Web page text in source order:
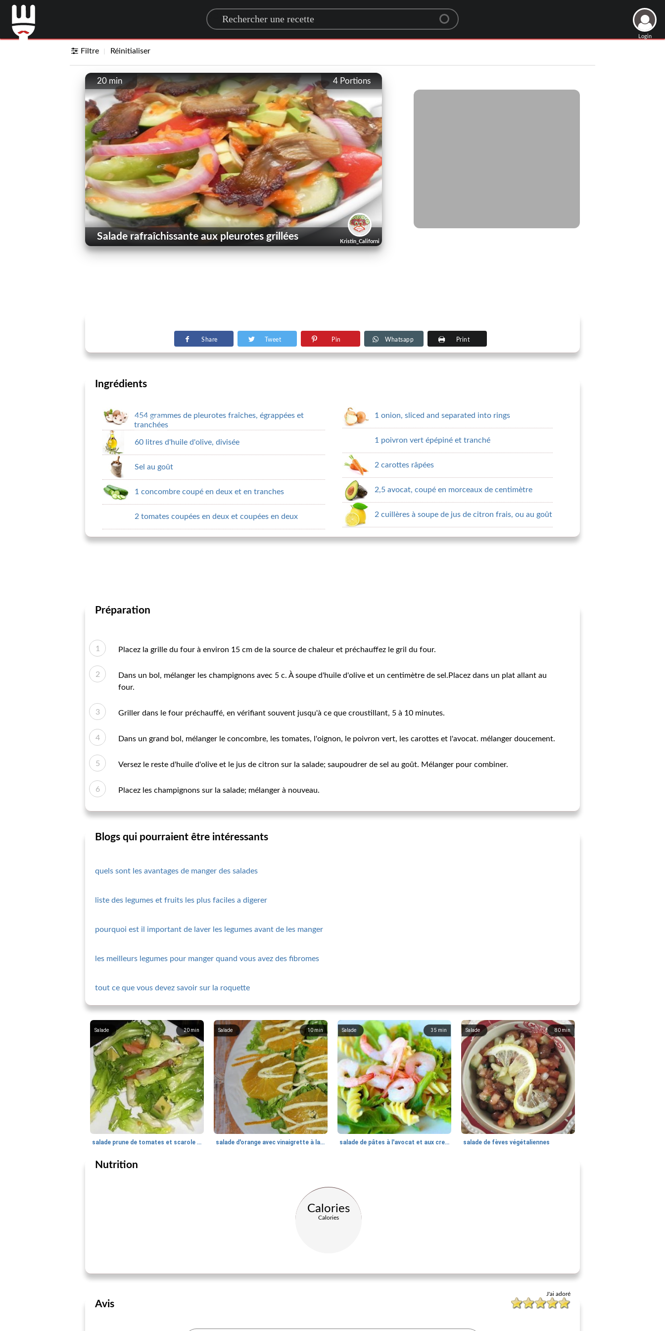
Search for a recipe
Login
Filtre Réinitialiser
4 Portions
20 min
Kristin_California
Salade rafraîchissante aux pleurotes grillées
Share Tweet Pin Whatsapp Print
Ingrédients
454 grammes de pleurotes fraîches, égrappées et
tranchées
60 litres d'huile d'olive, divisée
Sel au goût
1 concombre coupé en deux et en tranches
2 tomates coupées en deux et coupées en deux
1 onion, sliced and separated into rings
1 poivron vert épépiné et tranché
2 carottes râpées
2,5 avocat, coupé en morceaux de centimètre
2 cuillères à soupe de jus de citron frais, ou au goût
Préparation
Placez la grille du four à environ 15 cm de la source de chaleur et préchauffez le gril du four.
Dans un bol, mélanger les champignons avec 5 c. À soupe d'huile d'olive et un centimètre de sel.Placez dans un plat allant au
four.
Griller dans le four préchauffé, en vérifiant souvent jusqu'à ce que croustillant, 5 à 10 minutes.
Dans un grand bol, mélanger le concombre, les tomates, l'oignon, le poivron vert, les carottes et l'avocat. mélanger doucement.
Versez le reste d'huile d'olive et le jus de citron sur la salade; saupoudrer de sel au goût. Mélanger pour combiner.
Placez les champignons sur la salade; mélanger à nouveau.
Blogs qui pourraient être intéressants
quels sont les avantages de manger des salades
liste des legumes et fruits les plus faciles a digerer
pourquoi est il important de laver les legumes avant de les manger
les meilleurs legumes pour manger quand vous avez des fibromes
tout ce que vous devez savoir sur la roquette
20 min
Salade
salade prune de tomates et scarole avec vinaigrette balsamique au parmesan
10 min
Salade
salade d'orange avec vinaigrette à la cannelle
35 min
Salade
salade de pâtes à l'avocat et aux crevettes
80 min
Salade
salade de fèves végétaliennes
Nutrition
Calories
Calories
J'ai adoré
Avis